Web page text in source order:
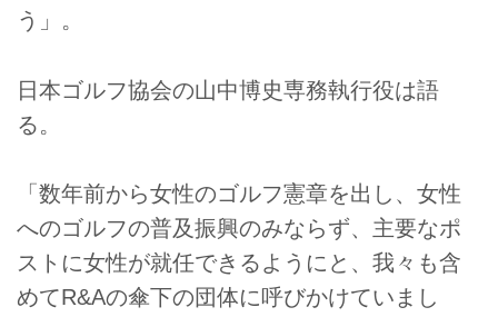
う」。
日本ゴルフ協会の山中博史専務執行役は語
る。
「数年前から女性のゴルフ憲章を出し、女性
へのゴルフの普及振興のみならず、主要なポ
ストに女性が就任できるようにと、我々も含
めてR&Aの傘下の団体に呼びかけていまし